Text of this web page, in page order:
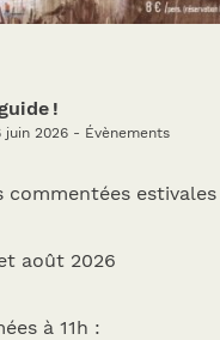
!
juin 2026 - Évènements
commentées estivales
août 2026
à 11h :